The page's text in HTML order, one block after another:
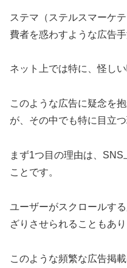
ステマ（ステルスマーケ
費者を惑わすような広告
ネット上では特に、怪し
このような広告に疑念を
が、その中でも特に目立
まず1つ目の理由は、
ことです。
ユーザーがスクロールす
ざりさせられることもあり
このような頻繁な広告掲